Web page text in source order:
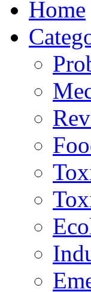
Home